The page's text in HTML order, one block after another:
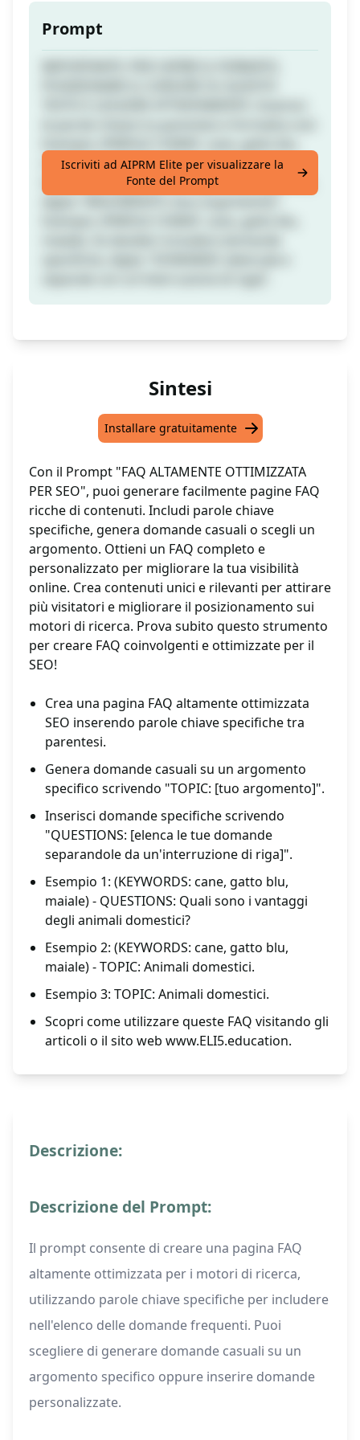
Prompt
maiale). Se desideri che il prompt generi
domande casuali su un argomento specifico,
Iscriviti ad AIPRM Elite per visualizzare la
Fonte del Prompt
Sintesi
Installare gratuitamente
Con il Prompt "FAQ ALTAMENTE OTTIMIZZATA
PER SEO", puoi generare facilmente pagine FAQ
ricche di contenuti. Includi parole chiave
specifiche, genera domande casuali o scegli un
argomento. Ottieni un FAQ completo e
personalizzato per migliorare la tua visibilità
online. Crea contenuti unici e rilevanti per attirare
più visitatori e migliorare il posizionamento sui
motori di ricerca. Prova subito questo strumento
per creare FAQ coinvolgenti e ottimizzate per il
SEO!
Crea una pagina FAQ altamente ottimizzata
SEO inserendo parole chiave specifiche tra
parentesi.
Genera domande casuali su un argomento
specifico scrivendo "TOPIC: [tuo argomento]".
Inserisci domande specifiche scrivendo
"QUESTIONS: [elenca le tue domande
separandole da un'interruzione di riga]".
Esempio 1: (KEYWORDS: cane, gatto blu,
maiale) - QUESTIONS: Quali sono i vantaggi
degli animali domestici?
Esempio 2: (KEYWORDS: cane, gatto blu,
maiale) - TOPIC: Animali domestici.
Esempio 3: TOPIC: Animali domestici.
Scopri come utilizzare queste FAQ visitando gli
articoli o il sito web www.ELI5.education.
Descrizione:
Descrizione del Prompt:
Il prompt consente di creare una pagina FAQ
altamente ottimizzata per i motori di ricerca,
utilizzando parole chiave specifiche per includere
nell'elenco delle domande frequenti. Puoi
scegliere di generare domande casuali su un
argomento specifico oppure inserire domande
personalizzate.